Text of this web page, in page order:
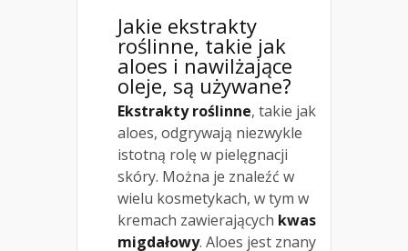
Jakie ekstrakty
roślinne, takie jak
aloes i nawilżające
oleje, są używane?
Ekstrakty roślinne, takie jak
aloes, odgrywają niezwykle
istotną rolę w pielęgnacji
skóry. Można je znaleźć w
wielu kosmetykach, w tym w
kremach zawierających kwas
migdałowy. Aloes jest znany